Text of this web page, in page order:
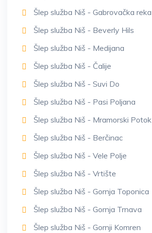
Šlep služba Niš - Gabrovačka reka
Šlep služba Niš - Beverly Hils
Šlep služba Niš - Medijana
Šlep služba Niš - Čalije
Šlep služba Niš - Suvi Do
Šlep služba Niš - Pasi Poljana
Šlep služba Niš - Mramorski Potok
Šlep služba Niš - Berčinac
Šlep služba Niš - Vele Polje
Šlep služba Niš - Vrtište
Šlep služba Niš - Gornja Toponica
Šlep služba Niš - Gornja Trnava
Šlep služba Niš - Gornji Komren